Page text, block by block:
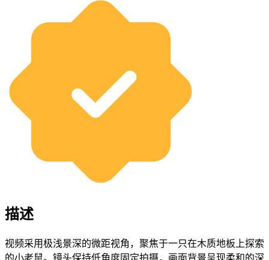
描述
视频采用极浅景深的微距视角，聚焦于一只在木质地板上探索
的小老鼠。镜头保持低角度固定拍摄，画面背景呈现柔和的深